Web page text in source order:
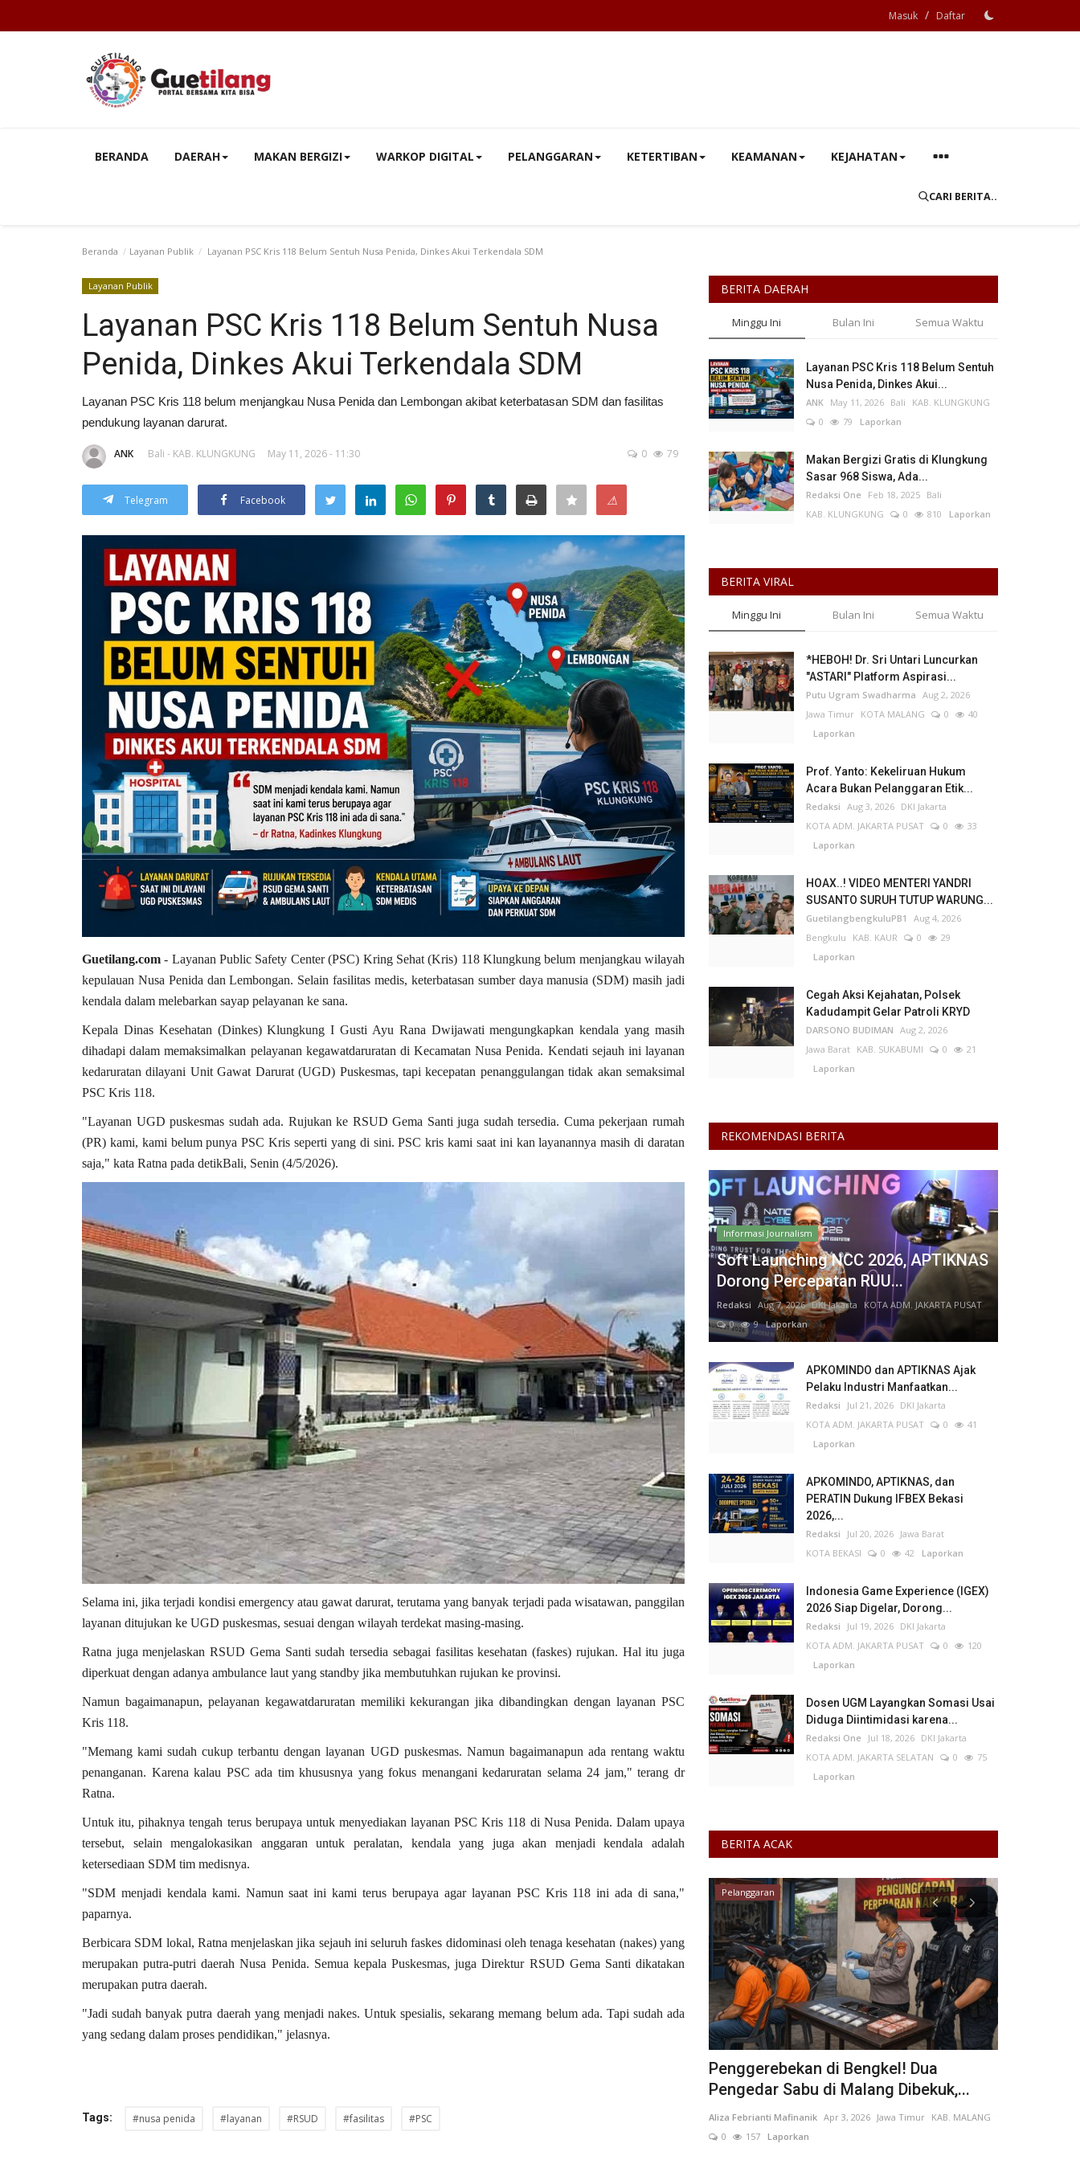
Masuk / Daftar
BERANDA DAERAH MAKAN BERGIZI WARKOP DIGITAL PELANGGARAN KETERTIBAN KEAMANAN KEJAHATAN
CARI BERITA..
Beranda Layanan Publik Layanan PSC Kris 118 Belum Sentuh Nusa Penida, Dinkes Akui Terkendala SDM
Layanan Publik
Layanan PSC Kris 118 Belum Sentuh Nusa
Penida, Dinkes Akui Terkendala SDM
Layanan PSC Kris 118 belum menjangkau Nusa Penida dan Lembongan akibat keterbatasan SDM dan fasilitas
pendukung layanan darurat.
ANK Bali - KAB. KLUNGKUNG May 11, 2026 - 11:30 0 79
Telegram Facebook ⚠
Guetilang.com - Layanan Public Safety Center (PSC) Kring Sehat (Kris) 118 Klungkung belum menjangkau wilayah
kepulauan Nusa Penida dan Lembongan. Selain fasilitas medis, keterbatasan sumber daya manusia (SDM) masih jadi
kendala dalam melebarkan sayap pelayanan ke sana.
Kepala Dinas Kesehatan (Dinkes) Klungkung I Gusti Ayu Rana Dwijawati mengungkapkan kendala yang masih
dihadapi dalam memaksimalkan pelayanan kegawatdaruratan di Kecamatan Nusa Penida. Kendati sejauh ini layanan
kedaruratan dilayani Unit Gawat Darurat (UGD) Puskesmas, tapi kecepatan penanggulangan tidak akan semaksimal
PSC Kris 118.
"Layanan UGD puskesmas sudah ada. Rujukan ke RSUD Gema Santi juga sudah tersedia. Cuma pekerjaan rumah
(PR) kami, kami belum punya PSC Kris seperti yang di sini. PSC kris kami saat ini kan layanannya masih di daratan
saja," kata Ratna pada detikBali, Senin (4/5/2026).
Selama ini, jika terjadi kondisi emergency atau gawat darurat, terutama yang banyak terjadi pada wisatawan, panggilan
layanan ditujukan ke UGD puskesmas, sesuai dengan wilayah terdekat masing-masing.
Ratna juga menjelaskan RSUD Gema Santi sudah tersedia sebagai fasilitas kesehatan (faskes) rujukan. Hal itu juga
diperkuat dengan adanya ambulance laut yang standby jika membutuhkan rujukan ke provinsi.
Namun bagaimanapun, pelayanan kegawatdaruratan memiliki kekurangan jika dibandingkan dengan layanan PSC
Kris 118.
"Memang kami sudah cukup terbantu dengan layanan UGD puskesmas. Namun bagaimanapun ada rentang waktu
penanganan. Karena kalau PSC ada tim khususnya yang fokus menangani kedaruratan selama 24 jam," terang dr
Ratna.
Untuk itu, pihaknya tengah terus berupaya untuk menyediakan layanan PSC Kris 118 di Nusa Penida. Dalam upaya
tersebut, selain mengalokasikan anggaran untuk peralatan, kendala yang juga akan menjadi kendala adalah
ketersediaan SDM tim medisnya.
"SDM menjadi kendala kami. Namun saat ini kami terus berupaya agar layanan PSC Kris 118 ini ada di sana,"
paparnya.
Berbicara SDM lokal, Ratna menjelaskan jika sejauh ini seluruh faskes didominasi oleh tenaga kesehatan (nakes) yang
merupakan putra-putri daerah Nusa Penida. Semua kepala Puskesmas, juga Direktur RSUD Gema Santi dikatakan
merupakan putra daerah.
"Jadi sudah banyak putra daerah yang menjadi nakes. Untuk spesialis, sekarang memang belum ada. Tapi sudah ada
yang sedang dalam proses pendidikan," jelasnya.
Tags: #nusa penida #layanan #RSUD #fasilitas #PSC
BERITA DAERAH
Minggu Ini Bulan Ini Semua Waktu
Layanan PSC Kris 118 Belum Sentuh
Nusa Penida, Dinkes Akui...
ANK May 11, 2026 Bali
KAB. KLUNGKUNG
0
79 Laporkan
Makan Bergizi Gratis di Klungkung
Sasar 968 Siswa, Ada...
Redaksi One Feb 18, 2025 Bali
KAB. KLUNGKUNG
0 810 Laporkan
BERITA VIRAL
Minggu Ini Bulan Ini Semua Waktu
*HEBOH! Dr. Sri Untari Luncurkan
"ASTARI" Platform Aspirasi...
Putu Ugram Swadharma Aug 2, 2026
Jawa Timur KOTA MALANG 0
40
Laporkan
Prof. Yanto: Kekeliruan Hukum
Acara Bukan Pelanggaran Etik...
Redaksi Aug 3, 2026 DKI Jakarta
KOTA ADM. JAKARTA PUSAT
0
33
Laporkan
HOAX..! VIDEO MENTERI YANDRI
SUSANTO SURUH TUTUP WARUNG...
GuetilangbengkuluPB1
Aug 4, 2026
Bengkulu
KAB. KAUR 0
29
Laporkan
Cegah Aksi Kejahatan, Polsek
Kadudampit Gelar Patroli KRYD
DARSONO BUDIMAN Aug 2, 2026
Jawa Barat KAB. SUKABUMI 0
21
Laporkan
REKOMENDASI BERITA
Informasi Journalism
Soft Launching NCC 2026, APTIKNAS
Dorong Percepatan RUU...
Redaksi Aug 7, 2026 DKI Jakarta
KOTA ADM. JAKARTA PUSAT
0
9Laporkan
APKOMINDO dan APTIKNAS Ajak
Pelaku Industri Manfaatkan...
Redaksi Jul 21, 2026 DKI Jakarta
KOTA ADM. JAKARTA PUSAT
0
41
Laporkan
APKOMINDO, APTIKNAS, dan
PERATIN Dukung IFBEX Bekasi
2026,...
Redaksi Jul 20, 2026 Jawa Barat
KOTA BEKASI
0 42 Laporkan
Indonesia Game Experience (IGEX)
2026 Siap Digelar, Dorong...
Redaksi Jul 19, 2026 DKI Jakarta
KOTA ADM. JAKARTA PUSAT
0
120
Laporkan
Dosen UGM Layangkan Somasi Usai
Diduga Diintimidasi karena...
Redaksi One Jul 18, 2026 DKI Jakarta
KOTA ADM. JAKARTA SELATAN
0
75
Laporkan
BERITA ACAK
DKI Jakarta
Putu Ugram Swadharma Aug 20, 2025
DKI Jakarta
Jawa Tengah
ANK
Pelanggaran
Penggerebekan di Bengkel! Dua
Pengedar Sabu di Malang Dibekuk,...
Aliza Febrianti Mafinanik Apr 3, 2026 Jawa Timur KAB. MALANG
0
157 Laporkan